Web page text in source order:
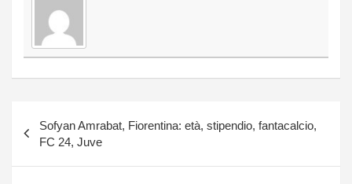
articoli
Sofyan Amrabat, Fiorentina: età, stipendio, fantacalcio,
FC 24, Juve